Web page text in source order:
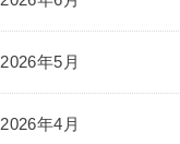
2026年5月
2026年4月